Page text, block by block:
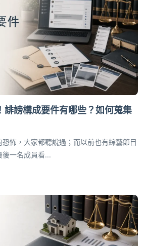
誹謗構成要件有哪些？如何蒐集
怖，大家都聽說過；而以前也有綜藝節目
後一名成員看...